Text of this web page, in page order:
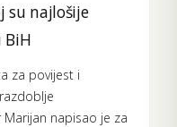
su najlošije
BiH
za povijest i
Marijan napisao je za